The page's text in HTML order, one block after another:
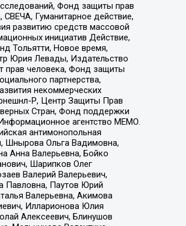
Фонд защиты прав
Гуманитарное действие,
развитию средств массовой
инициатив Действие,
Тольятти, Новое время,
Юрия Левады, Издательство
прав человека, Фонд защиты
партнерства,
некоммерческих
Р, Центр Защиты Прав
Стран, Фонд поддержки
агентство МЕМО.
антимонопольная
Шнырова Ольга Вадимовна,
Анна Валерьевна, Бойко
Шарипков Олег
Валерий Валерьевич,
Павловна, Паутов Юрий
Валерьевна, Акимова
Илларионова Юлия
Алексеевич, Блинушов